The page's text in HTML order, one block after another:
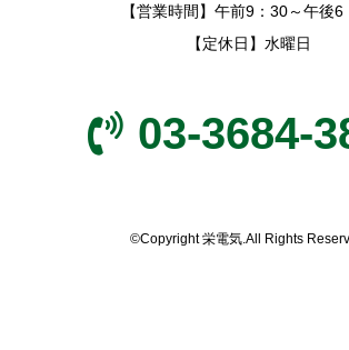
【営業時間】午前9：30～午後6
【定休日】水曜日
03-3684-
©Copyright 栄電気.All Rights